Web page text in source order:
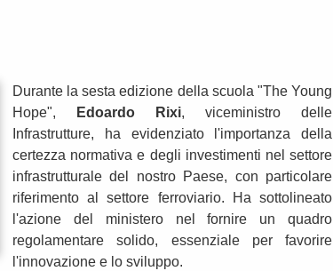
Durante la sesta edizione della scuola "The Young
Hope",
Edoardo Rixi, viceministro delle
Infrastrutture, ha evidenziato l'importanza della
certezza normativa e degli investimenti nel settore
infrastrutturale del nostro Paese, con particolare
riferimento al settore ferroviario. Ha sottolineato
l'azione del ministero nel fornire un quadro
regolamentare solido, essenziale per favorire
l'innovazione e lo sviluppo.